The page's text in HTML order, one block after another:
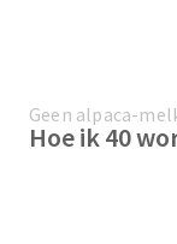
Geen alpaca-
Hoe ik 40